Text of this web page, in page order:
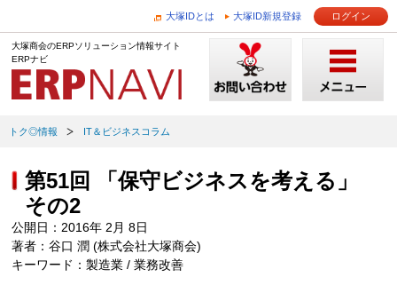
大塚IDとは 大塚ID新規登録 ログイン
大塚商会のERPソリューション情報サイト
ERPナビ
トク◎情報 IT＆ビジネスコラム
第51回 「保守ビジネスを考える」
その2
公開日：2016年 2月 8日
著者：谷口 潤 (株式会社大塚商会)
キーワード：製造業 / 業務改善